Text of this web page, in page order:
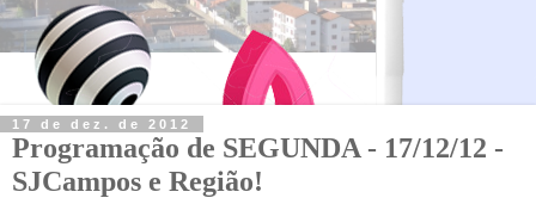
17 de dez. de 2012
Programação de SEGUNDA - 17/12/12 -
SJCampos e Região!